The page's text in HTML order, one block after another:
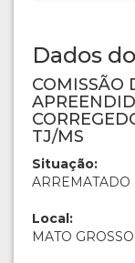
Dados
COMISSÃO
TJ/MS
Situação:
ARREMATADO
Local:
MATO